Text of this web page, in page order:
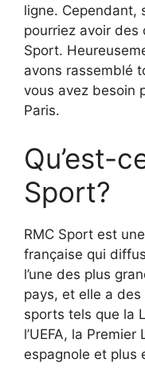
ligne. Cependant,
pourriez avoir des
Sport.
avons rassemblé
vous avez besoin
Paris.
Qu’est-
Sport?
RMC Sport est
française qui
l’une des plus
pays, et elle a
sports tels que la
l’UEFA, la
espagnole et plus